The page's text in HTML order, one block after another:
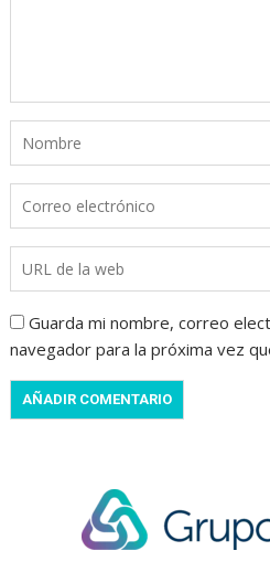
Guarda mi nombre, correo
navegador para la próxima vez